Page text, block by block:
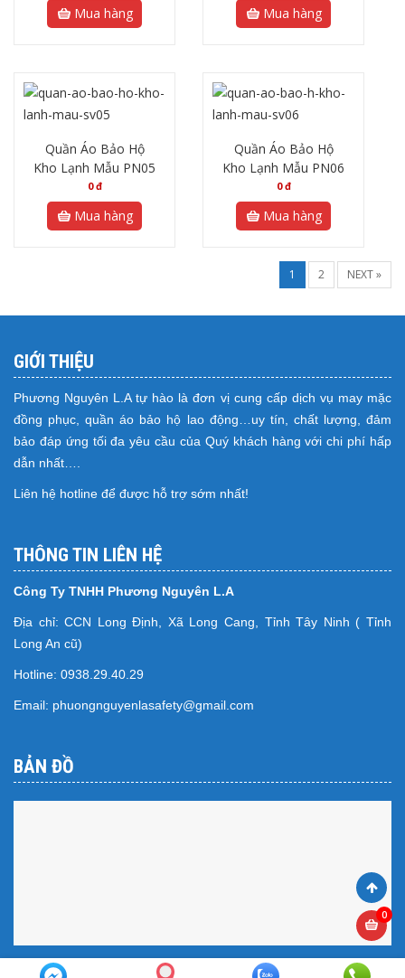
Mua hàng Mua hàng
Quần Áo Bảo Hộ
Kho Lạnh Mẫu PN05
0đ
Mua hàng
Quần Áo Bảo Hộ
Kho Lạnh Mẫu PN06
0đ
Mua hàng
1 2 NEXT »
GIỚI THIỆU
Phương Nguyên L.A tự hào là đơn vị cung cấp dịch vụ may mặc
đồng phục, quần áo bảo hộ lao động…uy tín, chất lượng, đảm
bảo đáp ứng tối đa yêu cầu của Quý khách hàng với chi phí hấp
dẫn nhất….
Liên hệ hotline để được hỗ trợ sớm nhất!
THÔNG TIN LIÊN HỆ
Công Ty TNHH Phương Nguyên L.A
Địa chỉ: CCN Long Định, Xã Long Cang, Tỉnh Tây Ninh ( Tỉnh
Long An cũ)
Hotline: 0938.29.40.29
Email: phuongnguyenlasafety@gmail.com
BẢN ĐỒ
0